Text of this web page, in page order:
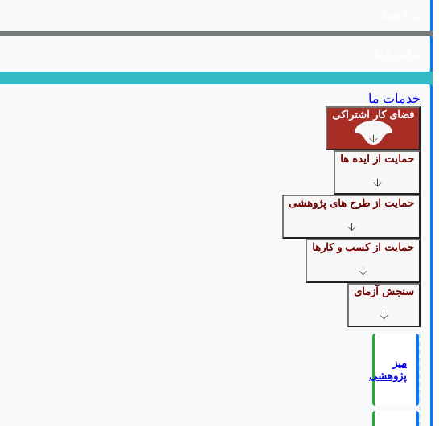
خدمات ما
فضای کار اشتراکی
حمایت از ایده ها
حمایت از طرح های پژوهشی
حمایت از کسب و کارها
سنجش آزمای
میز
پژوهشی